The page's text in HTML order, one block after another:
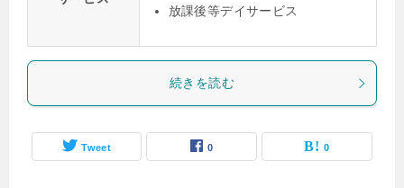
放課後等デイサービス
続きを読む
Tweet 0 0